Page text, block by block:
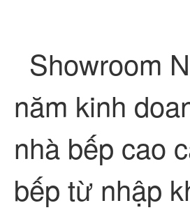
Showroom
năm kinh
nhà bếp cao
bếp từ nhập